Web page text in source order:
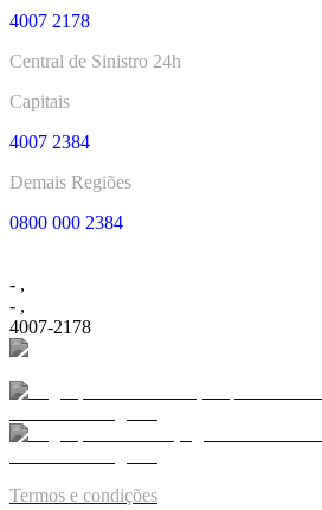
4007 2178
Central de Sinistro 24h
Capitais
4007 2384
Demais Regiões
0800 000 2384
- ,
- ,
4007-2178
Termos e condições